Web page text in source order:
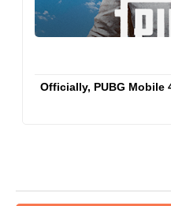
Officially, PUBG Mobile